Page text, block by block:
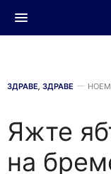
ЗДРАВЕ, ЗДРАВЕ
Яжте
на